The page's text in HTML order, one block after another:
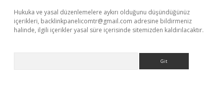
Hukuka ve yasal düzenlemelere aykırı olduğunu düşündüğünüz
içerikleri, backlinkpanelicomtr@gmail.com adresine bildirmeniz
halinde, ilgili içerikler yasal süre içerisinde sitemizden kaldırılacaktır.